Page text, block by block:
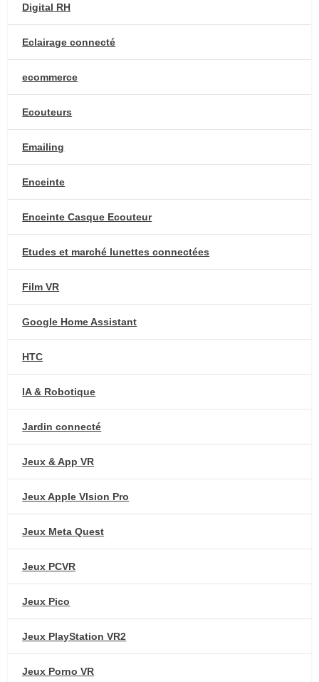
Digital RH
Eclairage connecté
ecommerce
Ecouteurs
Emailing
Enceinte
Enceinte Casque Ecouteur
Etudes et marché lunettes connectées
Film VR
Google Home Assistant
HTC
IA & Robotique
Jardin connecté
Jeux & App VR
Jeux Apple VIsion Pro
Jeux Meta Quest
Jeux PCVR
Jeux Pico
Jeux PlayStation VR2
Jeux Porno VR